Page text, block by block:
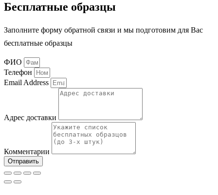
Бесплатные образцы
Заполните форму обратной связи и мы подготовим для Вас
бесплатные образцы
ФИО
Телефон
Email Address
Адрес доставки
Комментарии
Отправить